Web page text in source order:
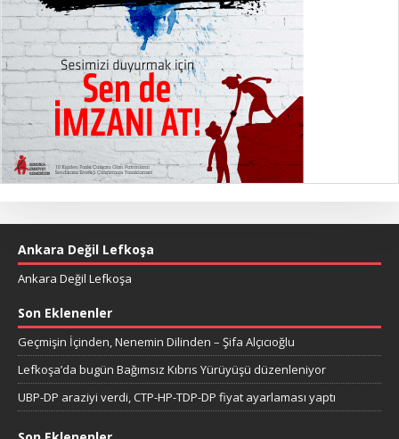
Ankara Değil Lefkoşa
Ankara Değil Lefkoşa
Son Eklenenler
Geçmişin İçinden, Nenemin Dilinden – Şifa Alçıcıoğlu
Lefkoşa’da bugün Bağımsız Kıbrıs Yürüyüşü düzenleniyor
UBP-DP araziyi verdi, CTP-HP-TDP-DP fiyat ayarlaması yaptı